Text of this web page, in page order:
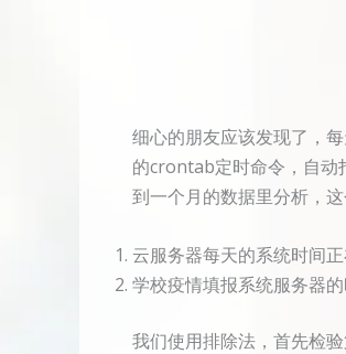
细心的朋友应该发现了，
的crontab定时命令，自动
到一个月的数据里分析，
云服务器每天的系统时间
学校疫情填报系统服务器
我们使用排除法，首先检